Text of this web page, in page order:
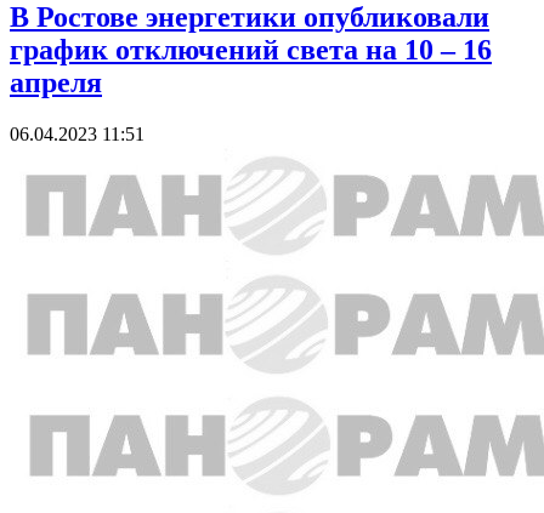
В Ростове энергетики опубликовали
график отключений света на 10 – 16
апреля
06.04.2023 11:51